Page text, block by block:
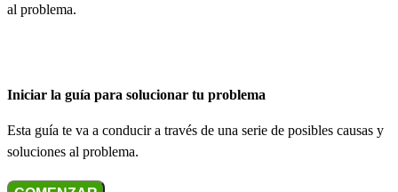
al problema.
Iniciar la guía para solucionar tu problema
Esta guía te va a conducir a través de una serie de posibles causas y
soluciones al problema.